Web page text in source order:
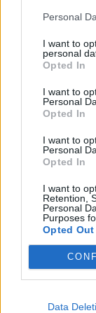
Personal
I want to
personal
Opted In
I want to
Personal
Opted In
I want to
Personal
Opted In
I want to
Retention,
Personal
Purposes
Opted Out
Data
«Έξυπνο»
05.08.2026 - 14.14